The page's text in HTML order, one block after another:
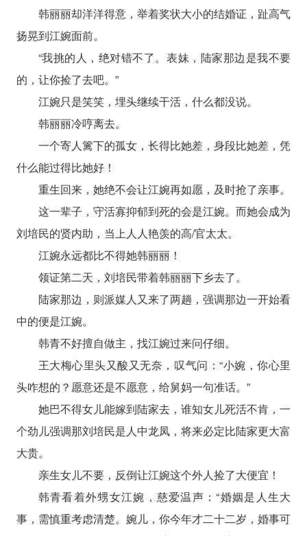
韩丽丽却洋洋得意，举着奖状大小的结婚证，趾高气
扬晃到江婉面前。
“我挑的人，绝对错不了。表妹，陆家那边是我不要
的，让你捡了去吧。”
江婉只是笑笑，埋头继续干活，什么都没说。
韩丽丽冷哼离去。
一个寄人篱下的孤女，长得比她差，身段比她差，凭
什么能过得比她好！
重生回来，她绝不会让江婉再如愿，及时抢了亲事。
这一辈子，守活寡抑郁到死的会是江婉。而她会成为
刘培民的贤内助，当上人人艳羡的高/官太太。
江婉永远都比不得她韩丽丽！
领证第二天，刘培民带着韩丽丽下乡去了。
陆家那边，则派媒人又来了两趟，强调那边一开始看
中的便是江婉。
韩青不好擅自做主，找江婉过来问仔细。
王大梅心里头又酸又无奈，叹气问：“小婉，你心里
头咋想的？愿意还是不愿意，给舅妈一句准话。”
她巴不得女儿能嫁到陆家去，谁知女儿死活不肯，一
个劲儿强调那刘培民是人中龙凤，将来必定比陆家更大富
大贵。
亲生女儿不要，反倒让江婉这个外人捡了大便宜！
韩青看着外甥女江婉，慈爱温声：“婚姻是人生大
事，需慎重考虑清楚。婉儿，你今年才二十二岁，婚事可